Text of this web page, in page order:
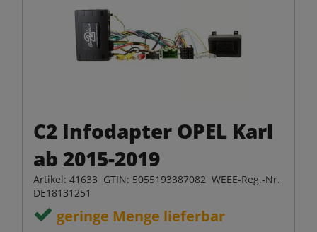
C2 Infodapter OPEL Karl
ab 2015-2019
Artikel: 41633 GTIN: 5055193387082 WEEE-Reg.-Nr.
DE18131251
geringe Menge lieferbar